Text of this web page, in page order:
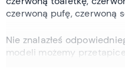
zaloguj się, aby
z
czerwoną pufę, czerwoną
Nie znalazłeś
modeli możemy